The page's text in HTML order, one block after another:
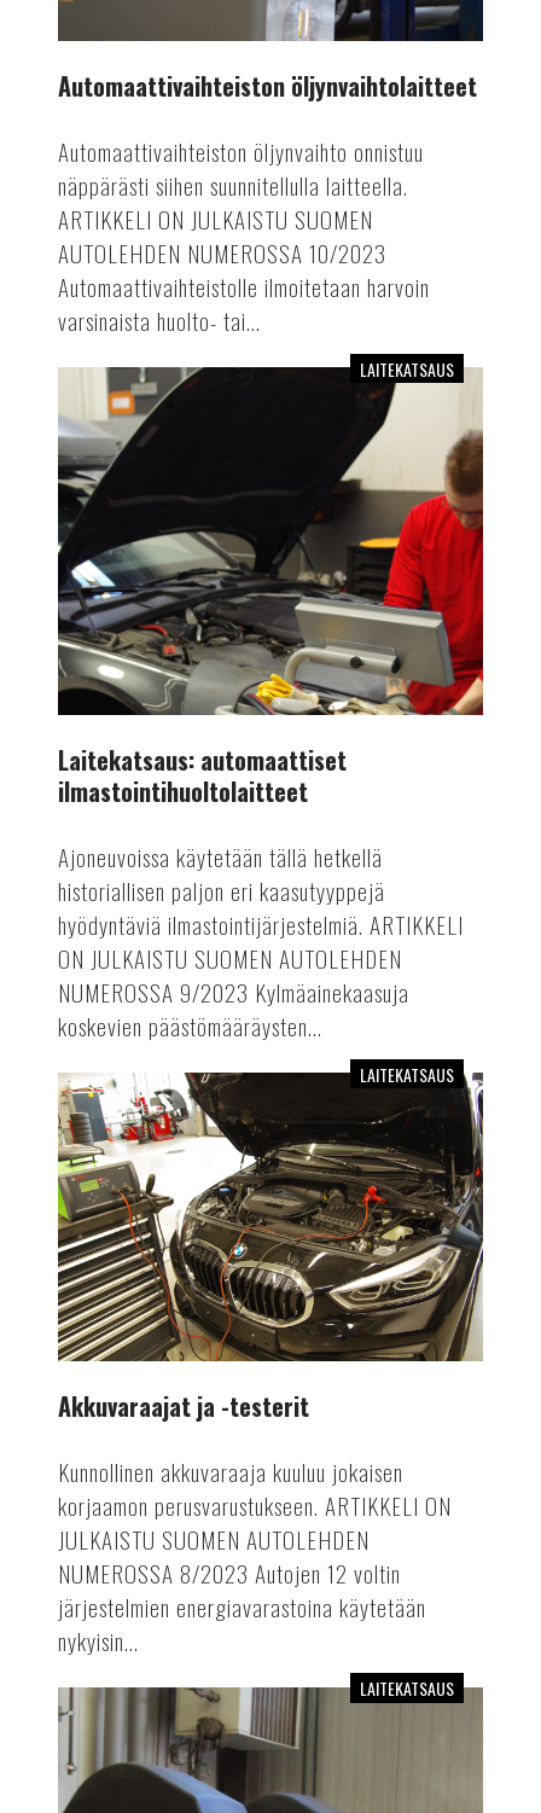
Automaattivaihteiston öljynvaihtolaitteet
Automaattivaihteiston öljynvaihto onnistuu
näppärästi siihen suunnitellulla laitteella.
ARTIKKELI ON JULKAISTU SUOMEN
AUTOLEHDEN NUMEROSSA 10/2023
Automaattivaihteistolle ilmoitetaan harvoin
varsinaista huolto- tai...
Laitekatsaus:
automaattiset
ilmastointihuoltolaitteet
LAITEKATSAUS
Laitekatsaus: automaattiset
ilmastointihuoltolaitteet
Ajoneuvoissa käytetään tällä hetkellä
historiallisen paljon eri kaasutyyppejä
hyödyntäviä ilmastointijärjestelmiä. ARTIKKELI
ON JULKAISTU SUOMEN AUTOLEHDEN
NUMEROSSA 9/2023 Kylmäainekaasuja
koskevien päästömääräysten...
Akkuvaraajat
ja
-
testerit
LAITEKATSAUS
Akkuvaraajat ja -testerit
Kunnollinen akkuvaraaja kuuluu jokaisen
korjaamon perusvarustukseen. ARTIKKELI ON
JULKAISTU SUOMEN AUTOLEHDEN
NUMEROSSA 8/2023 Autojen 12 voltin
järjestelmien energiavarastoina käytetään
nykyisin...
Pyöränpesukoneet LAITEKATSAUS